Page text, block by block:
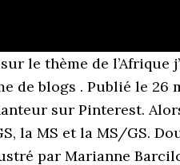
réévaluée. […] » ( Programmes de l’école primaire 2008 ) Dans le module Transporter en courant, avec son équipe , des objets d’un point à un autre sans se faire toucher par un défenseur. Les élèves de l'école, de la GS au CM2 bénéficient comme chaque année de 8 ou 9 séances de piscine au centre aquatique de Cerizay. Le crocodile de l’école. 2. Rentrée Accueil; Mentions légales ← Travail du jeudi 28 mai CE1. Cet article est protégé par un mot de passe. C’était un film en noir et blanc. Un blog utilisant Blog écoles 16 ... Catégorie : GS Protégé : LE JOURNAL DE L’EQUILIBRE. Ajouter à ma liste de souhaits: Non disponible en succursale. Ce petit dinosaure a un poids plume ! Résumé de Jeu, set et match : une fin de match décisive entre Michel, le père entraîneur, et son fils Cédric, âgé de 15 ans, en passe pour la première fois de battre celui qui lui a tout appris. Navigation des articles ← Précédent Suivant → un jeu pour sauter : la rivière aux crocodiles. on peut s’amuser à compter les élèves sur plusieurs double-pages, ils sont 20 avec le crocodile dans cette classe , Au fur et à mesure des pages, le crocodile est de plus en plus imposant. Greater Than, Less Than, Equals To Crocodiles. où notre crocodile était tellement petit au début qu'il a tellement grandi par le savoir des autres; c'est à notre tour de nous mesurer pour vérifier que nous grandirons sûrement beaucoup cette année scolaire ! 6 août 2017 - Découvrez le tableau "Le crocodile de l'école" de Stéphanie La Hutte sur Pinterest. > Vie de l’école. La natation au lagon des MS/GS. Depuis la rentrée, en MS, nous étudions l’album: “Le crocodile de l’école” C’est l’histoire d’un petit crocodile qui ne sait rien faire.